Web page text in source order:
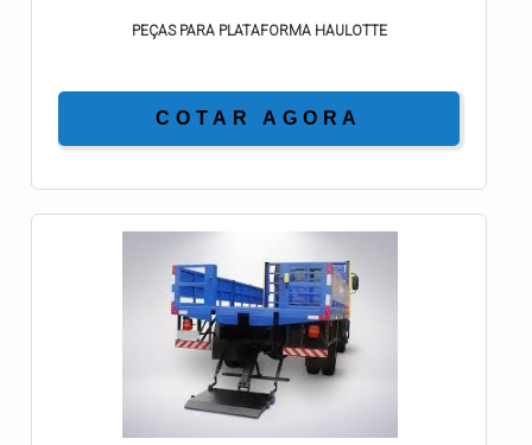
PEÇAS PARA PLATAFORMA HAULOTTE
COTAR AGORA